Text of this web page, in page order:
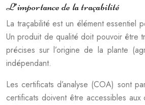
L’importance de la traçabilité
La traçabilité est un élément essentiel
Un produit de qualité doit pouvoir être
précises sur l’origine de la plante
indépendant.
Les certificats d’analyse (COA) sont
certificats doivent être accessibles